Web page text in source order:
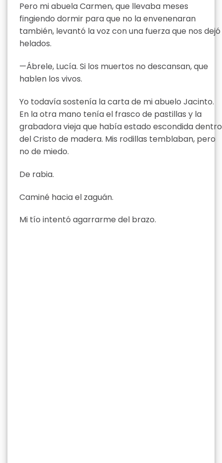
Pero mi abuela Carmen, que llevaba meses
fingiendo dormir para que no la envenenaran
también, levantó la voz con una fuerza que nos dejó
helados.
—Ábrele, Lucía. Si los muertos no descansan, que
hablen los vivos.
Yo todavía sostenía la carta de mi abuelo Jacinto.
En la otra mano tenía el frasco de pastillas y la
grabadora vieja que había estado escondida dentro
del Cristo de madera. Mis rodillas temblaban, pero
no de miedo.
De rabia.
Caminé hacia el zaguán.
Mi tío intentó agarrarme del brazo.